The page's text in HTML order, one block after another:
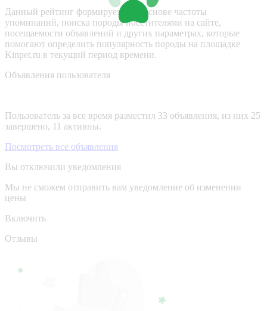
Данный рейтинг формируется на основе частоты
упоминаний, поиска породы посетителями на сайте,
посещаемости объявлений и других параметрах, которые
помогают определить популярность породы на площадке
Kinpet.ru в текущий период времени.
Объявления пользователя
Пользователь за все время разместил 33 объявления, из них 25
завершено, 11 активны.
Посмотреть все объявления
Вы отключили уведомления
Мы не сможем отправить вам уведомление об изменении
цены
Включить
Отзывы